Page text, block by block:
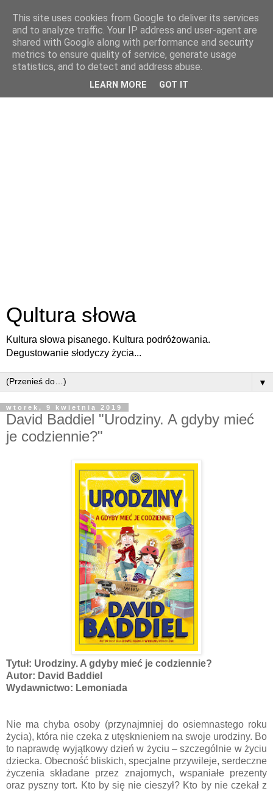
Qultura słowa
Kultura słowa pisanego. Kultura podróżowania.
Degustowanie słodyczy życia...
▼
wtorek, 9 kwietnia 2019
David Baddiel "Urodziny. A gdyby mieć
je codziennie?"
Tytuł: Urodziny. A gdyby mieć je codziennie?
Autor: David Baddiel
Wydawnictwo: Lemoniada
Nie ma chyba osoby (przynajmniej do osiemnastego roku
życia), która nie czeka z utęsknieniem na swoje urodziny. Bo
to naprawdę wyjątkowy dzień w życiu – szczególnie w życiu
dziecka. Obecność bliskich, specjalne przywileje, serdeczne
życzenia składane przez znajomych, wspaniałe prezenty
oraz pyszny tort. Kto by się nie cieszył? Kto by nie czekał z
This site uses cookies from Google to deliver its services
and to analyze traffic. Your IP address and user-agent are
shared with Google along with performance and security
metrics to ensure quality of service, generate usage
statistics, and to detect and address abuse.
LEARN MORE GOT IT